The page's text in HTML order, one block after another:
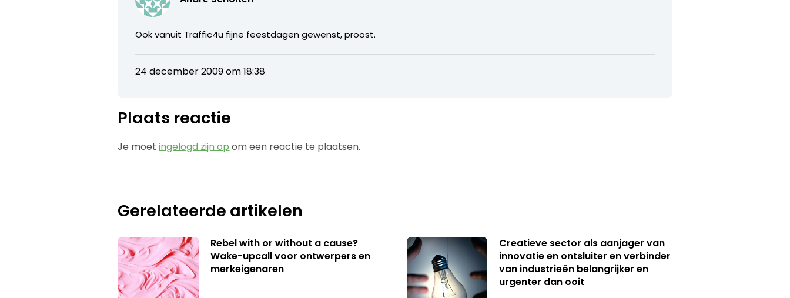
Ook vanuit Traffic4u fijne feestdagen gewenst, proost.
24 december 2009 om 18:38
Plaats reactie
Je moetingelogd zijn op om een reactie te plaatsen.
Gerelateerde artikelen
Rebel with or without a cause?
Wake-upcall voor ontwerpers en
merkeigenaren
Creatieve sector als aanjager van
innovatie en ontsluiter en verbinder
van industrieën belangrijker en
urgenter dan ooit